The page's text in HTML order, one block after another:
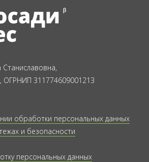
ОГРНИП 311774609001213
обработки персональных данных
и безопасности
персональных данных